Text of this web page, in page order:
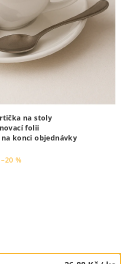
na stoly
folii
konci objednávky
–20 %